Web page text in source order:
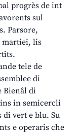
progrès de int
sul
Parsore,
martiei, lis
tele de
di
Bienâl di
in semicercli
vert e blu. Su
e operaris che